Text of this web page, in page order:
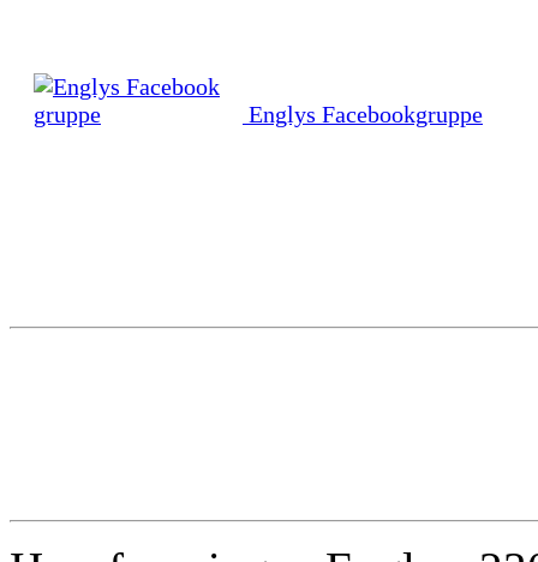
Englys Facebookgruppe